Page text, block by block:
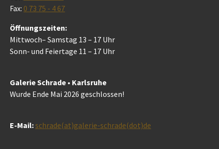
Fax: 0 73 75 - 4 67
Öffnungszeiten:
Mittwoch– Samstag 13 – 17 Uhr
Sonn- und Feiertage 11 – 17 Uhr
Galerie Schrade • Karlsruhe
Wurde Ende Mai 2026 geschlossen!
E-Mail:schrade(at)galerie-schrade(dot)de